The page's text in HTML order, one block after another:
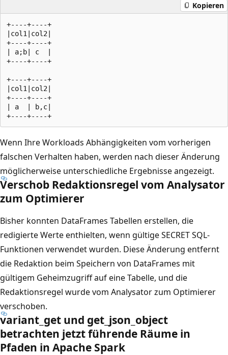
Kopieren
+----+----+
|col1|col2|
+----+----+
| a;b| c  |
+----+----+
+----+----+
|col1|col2|
+----+----+
| a  | b,c|
Wenn Ihre Workloads Abhängigkeiten vom vorherigen
falschen Verhalten haben, werden nach dieser Änderung
möglicherweise unterschiedliche Ergebnisse angezeigt.
Verschob Redaktionsregel vom Analysator
zum Optimierer
Bisher konnten DataFrames Tabellen erstellen, die
redigierte Werte enthielten, wenn gültige SECRET SQL-
Funktionen verwendet wurden. Diese Änderung entfernt
die Redaktion beim Speichern von DataFrames mit
gültigem Geheimzugriff auf eine Tabelle, und die
Redaktionsregel wurde vom Analysator zum Optimierer
verschoben.
variant_get und get_json_object
betrachten jetzt führende Räume in
Pfaden in Apache Spark